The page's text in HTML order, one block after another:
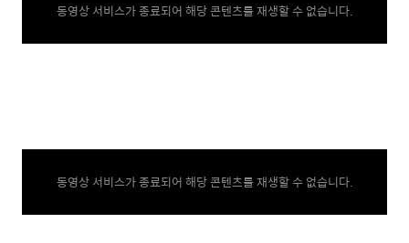
동영상 서비스가 종료되어 해당 콘텐츠를 재생할 수 없습니다.
동영상 서비스가 종료되어 해당 콘텐츠를 재생할 수 없습니다.